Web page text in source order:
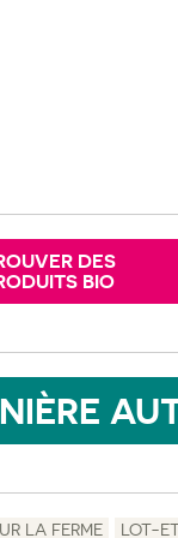
DES
BIO
LA RESTO CO
LA FERME LOT-